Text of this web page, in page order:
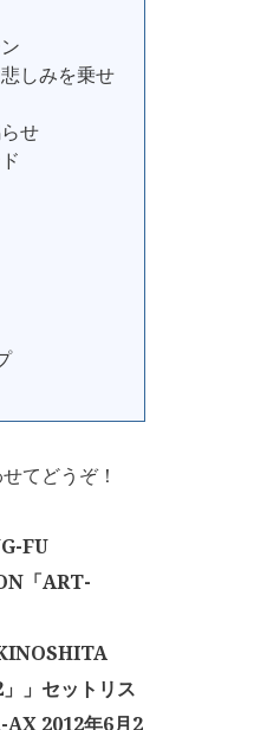
しみを乗せ
せ
てどうぞ！
FU
「ART-
」セットリス
AX 2012年6月2